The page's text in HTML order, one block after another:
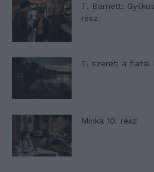
T. Barnett:
rész
T. szereti a fiatal
Minka 10. rész